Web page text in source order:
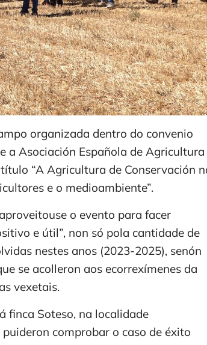
organizada dentro do convenio
a Asociación Española de Agricultura
“A Agricultura de Conservación
e o medioambiente”.
o evento para facer
e útil”, non só pola cantidade de
nestes anos (2023-2025), senón
se acolleron aos ecorrexímenes da
vexetais.
finca Soteso, na localidade
comprobar o caso de éxito